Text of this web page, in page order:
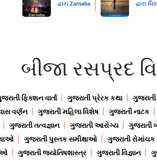
દ્વારા Zarnaba દ્વારા
બીજા રસપ્રદ
ફિક્શન વાર્તા ગુજરાતી પ્રેરક કથા
વર્ણન ગુજરાતી મહિલા વિશેષ ગુજરાતી નાટક
ગુજરાતી તત્વજ્ઞાન ગુજરાતી આરોગ્ય ગુજરાતી
ગુજરાતી પુસ્તક સમીક્ષાઓ ગુજરાતી રોમાંચક
ગુજરાતી જ્યોતિષશાસ્ત્ર ગુજરાતી વિજ્ઞાન